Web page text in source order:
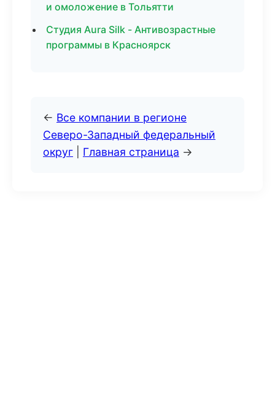
и омоложение в Тольятти
Студия Aura Silk - Антивозрастные
программы в Красноярск
← Все компании в регионе
Северо-Западный федеральный
округ
Главная страница →